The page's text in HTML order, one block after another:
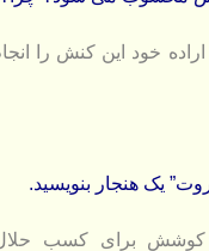
اراده خود این كنش را
یک هنجار بنویسید.
برای كسب